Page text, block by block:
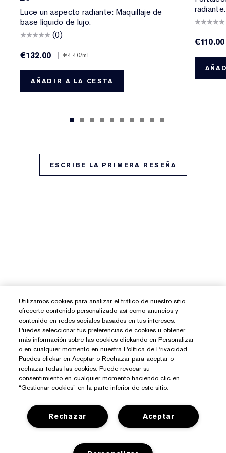
Luce un aspecto radiante: Maquillaje de
base líquido de lujo.
(0)
€132.00
| €4.40/ml
AÑADIR A LA CESTA
radiante.
€110.00
ESCRIBE LA PRIMERA RESEÑA
Utilizamos cookies para analizar el tráfico de nuestro sitio,
ofrecerte contenido personalizado así como anuncios y
contenido en redes sociales basados en tus intereses.
Puedes seleccionar tus preferencias de cookies u obtener
más información sobre las cookies clickando en Personalizar
o en cualquier momento en nuestra Política de Privacidad.
Puedes clickar en Aceptar o Rechazar para aceptar o
rechazar todas las cookies. Puede revocar su
consentimiento en cualquier momento haciendo clic en
“Gestionar cookies” en la parte inferior de este sitio.
Aceptar
Rechazar